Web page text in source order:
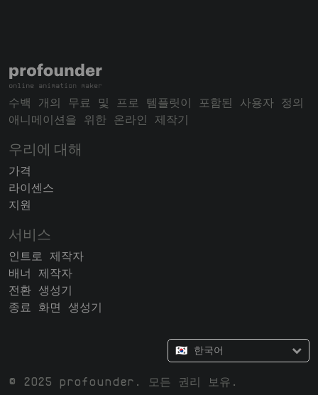
수백 개의 무료 및 프로 템플릿이 포함된 사용자 정의
애니메이션을 위한 온라인 제작기
우리에 대해
가격
라이센스
지원
서비스
인트로 제작자
배너 제작자
전환 생성기
종료 화면 생성기
🇰🇷 한국어
© 2025 profounder. 모든 권리 보유.